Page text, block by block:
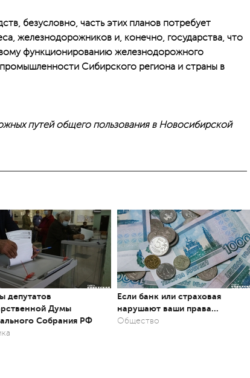
безусловно, часть этих планов потребует
железнодорожников и, конечно, государства, что
функционированию железнодорожного
Сибирского региона и страны в
путей общего пользования в Новосибирской
депутатов
Думы
Собрания РФ
Если банк или страховая
нарушают ваши права…
Общество